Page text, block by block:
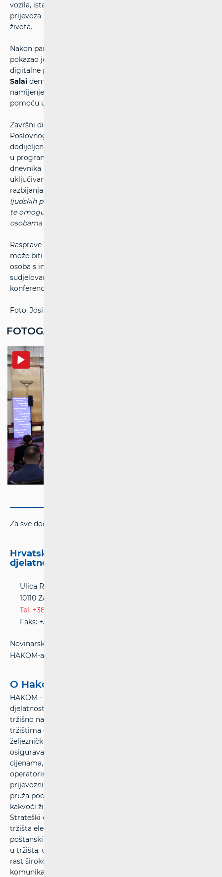
vozila, istaknuo koliko bi tehnološke inovacije u području
prijevoza mogle povećati razinu samostalnosti i kvalitete
života.
Nakon panela
pokazao je mogućnosti umjetne inteligencije u testiranju
digitalne pristupačnosti i internetskih stranica
Salai demonstrirao je
namijenjenu slijepim i slabovidnim osobama, koja
pomoću umjetne inteligencije opisuje okolinu korisniku.
Završni dio konferencije bila je svečanost projekta
Poslovnog dnevnika
dodijeljena priznanja tvrtkama i studentima uključenima
u programe stručne prakse. Glavni urednik Poslovnog
dnevnika Mladen Miletić tom je prilikom naglasio važnost
uključivanja osoba s invaliditetom na tržište rada i
razbijanja stereotipa:
ljudskih prava. Naš je cilj razbijati stereotipe i predrasude
te omogućiti ravnopravno sudjelovanje na tržištu rada
osobama koje kreću s nepovoljnijih početnih pozicija.”
Rasprave tijekom konferencije pokazale su da tehnologija
može biti snažan alat za veću samostalnost i uključenost
osoba s invaliditetom, ali samo ako se razvija uz aktivno
sudjelovanje onih kojima je namijenjena. Snimka
konferencije može se pogledati na
Foto: Josip Mikačić/PIXSELL
FOTOGALERIJA
Za sve dodatne informacije molimo kontaktirajte:
Hrvatska regulatorna agencija za mrežne
djelatnosti (HAKOM)
Ulica Roberta Frangeša-Mihanovića 9
10110 Zagreb
Tel: +385(0)1 700 70 07
Faks: +385(0)1 700 70 70
Novinarski upiti postavljaju se na službenoj web stranici
HAKOM-a na adresi:
O Hakom-u
HAKOM - Hrvatska regulatorna agencija za mrežne
djelatnosti – osigurava pretpostavke za ravnopravno
tržišno natjecanje, stabilan rast i prostor za inovacije na
tržištima elektroničkih komunikacija te poštanskih i
željezničkih usluga. HAKOM štiti interese korisnika i
osigurava mogućnost izbora usluga po prihvatljivim
cijenama, određuje održive konkurentne uvjete
operatorima, davateljima poštanskih usluga i željezničkim
prijevoznicima uz pravedne uvjete za povrat ulaganja te
pruža podršku ekonomskom rastu, javnim uslugama i
kakvoći života u RH primjenom suvremenih tehnologija.
Strateški ciljevi HAKOM-a su unaprjeđenje regulacije
tržišta elektroničkih komunikacija te željezničkih i
poštanskih usluga, podržavanje rasta ulaganja i inovacija
u tržišta, učinkovita uporaba ograničenih resursa, ubrzani
rast širokopojasnih usluga, velika ponude
komunikacijskih, željezničkih i poštanskih usluga, zaštita i